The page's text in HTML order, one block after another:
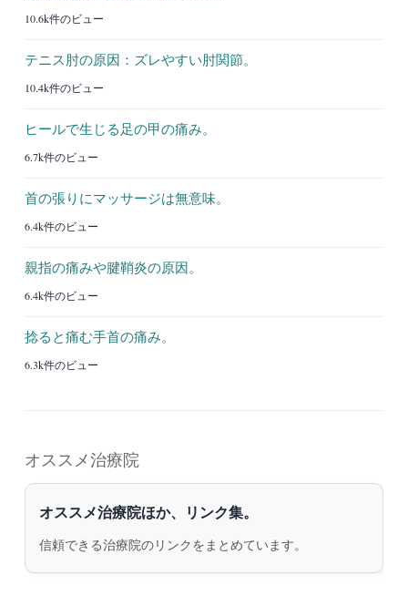
10.6k件のビュー
テニス肘の原因：ズレやすい肘関節。
10.4k件のビュー
ヒールで生じる足の甲の痛み。
6.7k件のビュー
首の張りにマッサージは無意味。
6.4k件のビュー
親指の痛みや腱鞘炎の原因。
6.4k件のビュー
捻ると痛む手首の痛み。
6.3k件のビュー
オススメ治療院
オススメ治療院ほか、リンク集。
信頼できる治療院のリンクをまとめています。